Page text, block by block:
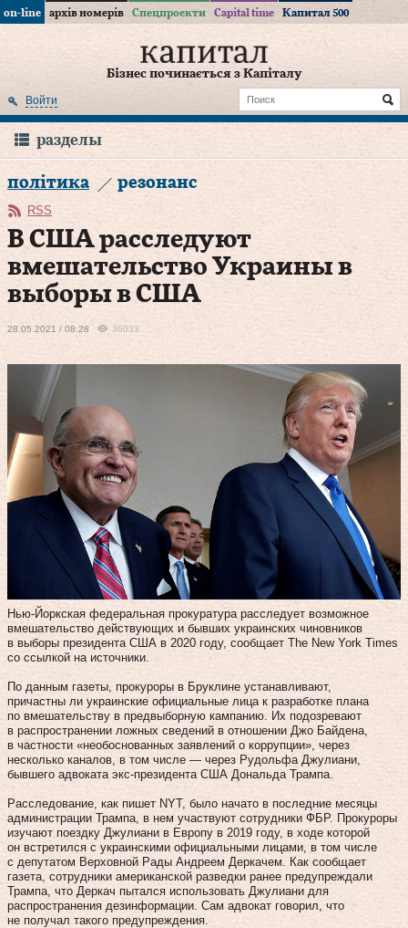
on-line архів номерів Спецпроекти Capital time Капитал 500
Бізнес починається з Капіталу
Войти
разделы
політика резонанс
RSS
В США расследуют
вмешательство Украины в
выборы в США
28.05.2021 / 08:28 36033
Нью-Йоркская федеральная прокуратура расследует возможное
вмешательство действующих и бывших украинских чиновников
в выборы президента США в 2020 году, сообщает The New York Times
со ссылкой на источники.
По данным газеты, прокуроры в Бруклине устанавливают,
причастны ли украинские официальные лица к разработке плана
по вмешательству в предвыборную кампанию. Их подозревают
в распространении ложных сведений в отношении Джо Байдена,
в частности «необоснованных заявлений о коррупции», через
несколько каналов, в том числе — через Рудольфа Джулиани,
бывшего адвоката экс-президента США Дональда Трампа.
Расследование, как пишет NYT, было начато в последние месяцы
администрации Трампа, в нем участвуют сотрудники ФБР. Прокуроры
изучают поездку Джулиани в Европу в 2019 году, в ходе которой
он встретился с украинскими официальными лицами, в том числе
с депутатом Верховной Рады Андреем Деркачем. Как сообщает
газета, сотрудники американской разведки ранее предупреждали
Трампа, что Деркач пытался использовать Джулиани для
распространения дезинформации. Сам адвокат говорил, что
не получал такого предупреждения.